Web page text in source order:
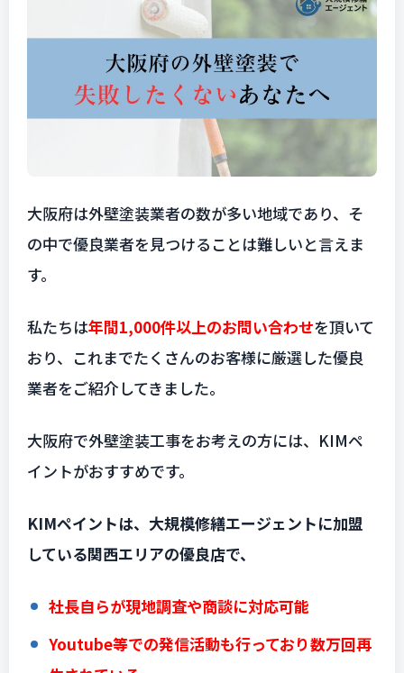
大阪府は外壁塗装業者の数が多い地域であり、そ
の中で優良業者を見つけることは難しいと言えま
す。
私たちは年間1,000件以上のお問い合わせを頂いて
おり、これまでたくさんのお客様に厳選した優良
業者をご紹介してきました。
大阪府で外壁塗装工事をお考えの方には、KIMペ
イントがおすすめです。
KIMペイントは、大規模修繕エージェントに加盟
している関西エリアの優良店で、
社長自らが現地調査や商談に対応可能
Youtube等での発信活動も行っており数万回再